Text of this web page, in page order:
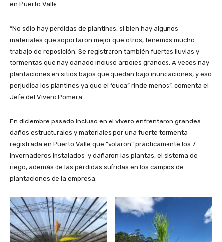
en Puerto Valle.
“No sólo hay pérdidas de plantines, si bien hay algunos
materiales que soportaron mejor que otros, tenemos mucho
trabajo de reposición. Se registraron también fuertes lluvias y
tormentas que hay dañado incluso árboles grandes. A veces hay
plantaciones en sitios bajos que quedan bajo inundaciones, y eso
perjudica los plantines ya que el “euca” rinde menos”, comenta el
Jefe del Vivero Pomera.
En diciembre pasado incluso en el vivero enfrentaron grandes
daños estructurales y materiales por una fuerte tormenta
registrada en Puerto Valle que “volaron” prácticamente los 7
invernaderos instalados y dañaron las plantas, el sistema de
riego, además de las pérdidas sufridas en los campos de
plantaciones de la empresa.